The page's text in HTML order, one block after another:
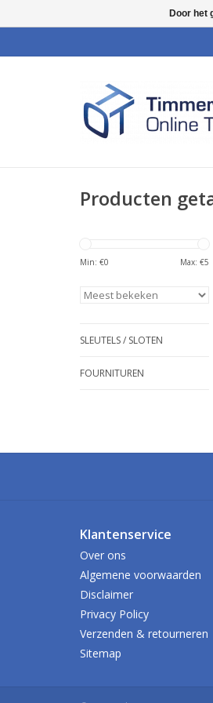
Producten
Min: €0 Max: €5
SLEUTELS / SLOTEN
FOURNITUREN
Klantenservice
Over ons
Algemene voorwaarden
Disclaimer
Privacy Policy
Verzenden & retourneren
Sitemap
Door het